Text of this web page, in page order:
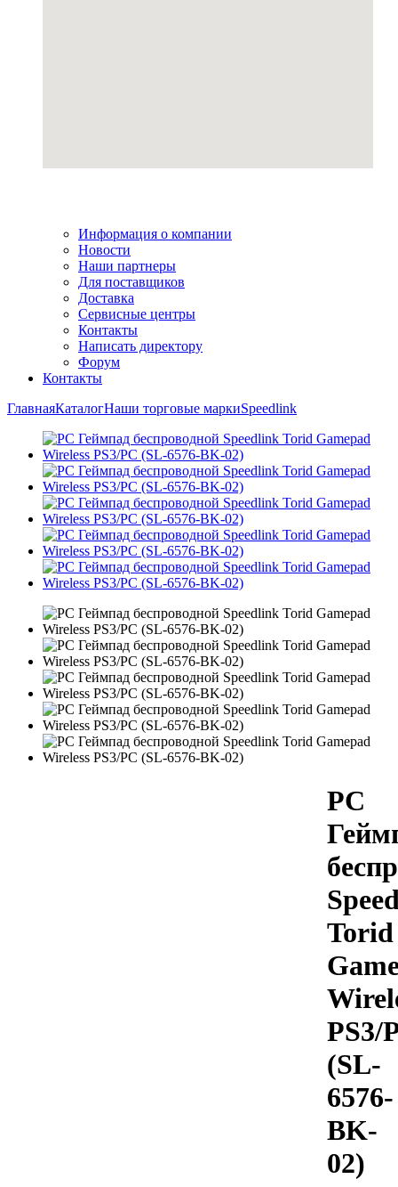
Информация о компании
Новости
Наши партнеры
Для поставщиков
Доставка
Сервисные центры
Контакты
Написать директору
Форум
Контакты
ГлавнаяКаталогНаши торговые маркиSpeedlink
PC
Torid
PS3/
(SL-
6576-
BK-
02)